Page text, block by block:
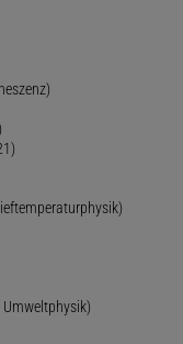
Umweltphysik)